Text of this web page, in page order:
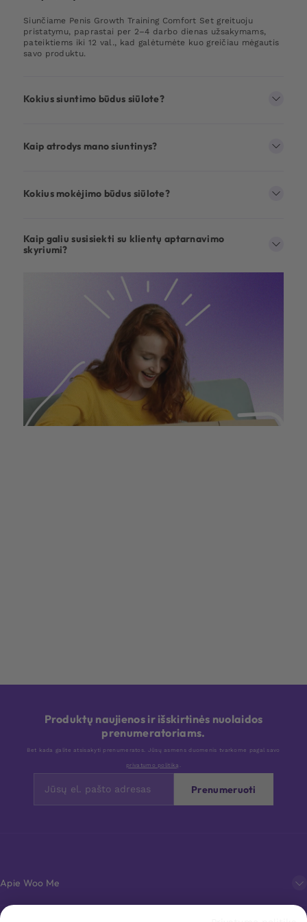
Siunčiame Penis Growth Training Comfort Set greituoju
pristatymu, paprastai per 2–4 darbo dienas užsakymams,
pateiktiems iki 12 val., kad galėtumėte kuo greičiau mėgautis
savo produktu.
Kokius siuntimo būdus siūlote?
Kaip atrodys mano siuntinys?
Kokius mokėjimo būdus siūlote?
Kaip galiu susisiekti su klientų aptarnavimo
skyriumi?
Produktų naujienos ir išskirtinės nuolaidos
prenumeratoriams.
Bet kada galite atsisakyti prenumeratos. Jūsų asmens duomenis tvarkome pagal savo
privatumo politiką .
Prenumeruoti
Apie Woo Me